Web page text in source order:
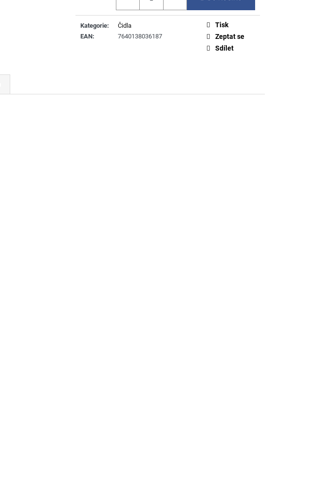
Kategorie:
Čidla
EAN: 7640138036187
Tisk
Zeptat se
Sdílet